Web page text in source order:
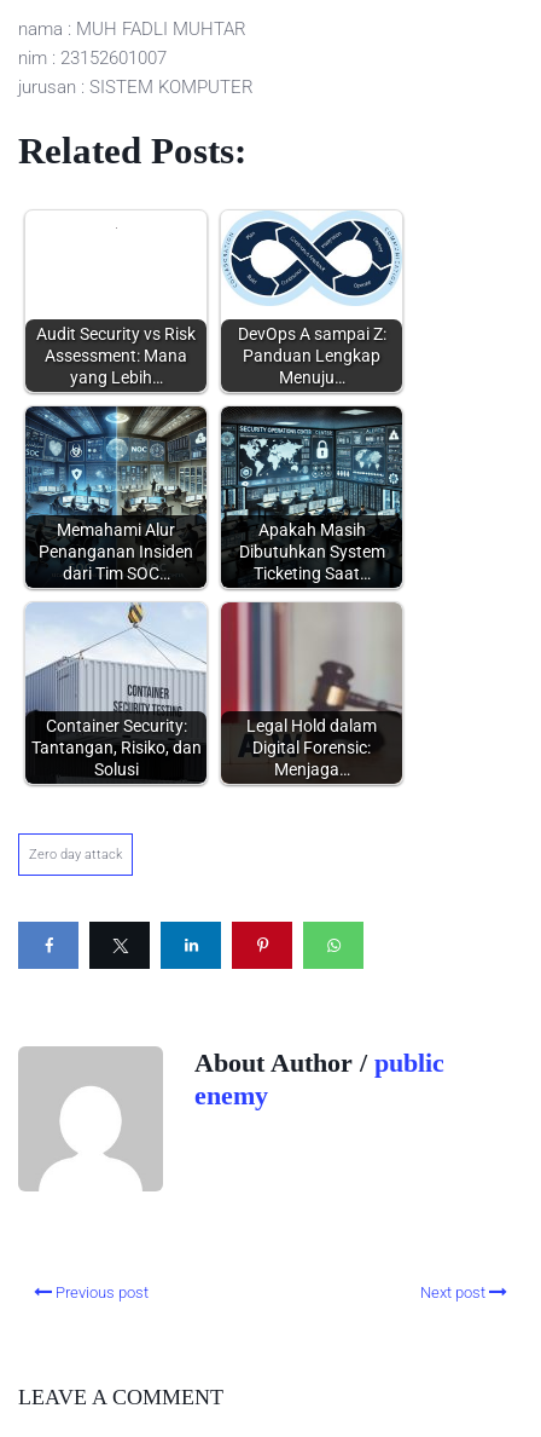
nama : MUH FADLI MUHTAR
nim : 23152601007
jurusan : SISTEM KOMPUTER
Related Posts:
Audit Security vs Risk
Assessment: Mana
yang Lebih…
DevOps A sampai Z:
Panduan Lengkap
Menuju…
Memahami Alur
Penanganan Insiden
dari Tim SOC…
Apakah Masih
Dibutuhkan System
Ticketing Saat…
Container Security:
Tantangan, Risiko, dan
Solusi
Legal Hold dalam
Digital Forensic:
Menjaga…
Zero day attack
About Author / public
enemy
Previous post Next post
LEAVE A COMMENT